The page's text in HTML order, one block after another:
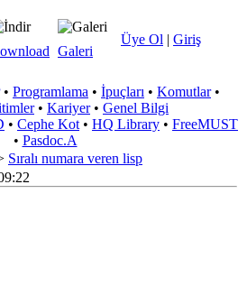
Üye Ol | Giriş
Galeri
• Programlama • İpuçları • Komutlar•
• Kariyer• Genel Bilgi
• Cephe Kot • HQ Library • FreeMUST
• Pasdoc.A
Sıralı numara veren lisp